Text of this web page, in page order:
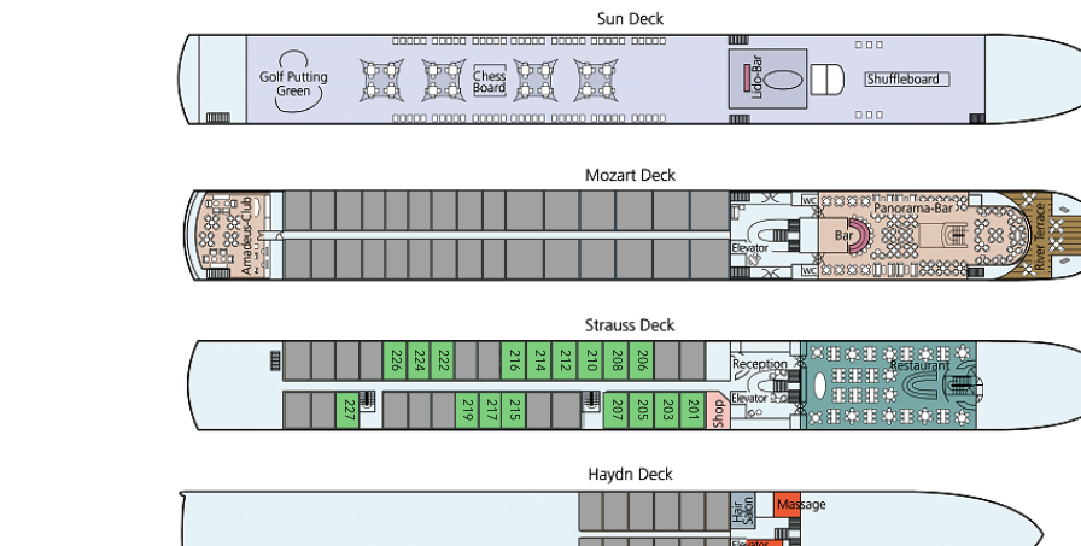
201
203
205
206
207
208
210
212
214
215
216
217
219
222
224
226
227